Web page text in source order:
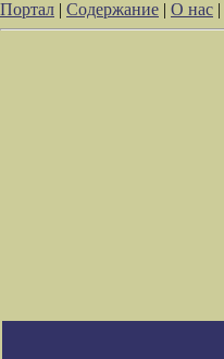
Портал | Содержание | О нас |